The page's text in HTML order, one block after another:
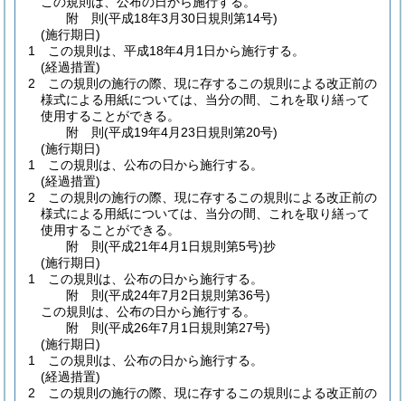
附 則(平成18年3月30日規則第14号)
(施行期日)
1
この規則は、平成18年4月1日から施行する。
(経過措置)
2
この規則の施行の際、現に存するこの規則による改正前の
様式による用紙については、当分の間、これを取り繕って
使用することができる。
附 則(平成19年4月23日規則第20号)
(施行期日)
1
この規則は、公布の日から施行する。
(経過措置)
2
この規則の施行の際、現に存するこの規則による改正前の
様式による用紙については、当分の間、これを取り繕って
使用することができる。
附 則(平成21年4月1日規則第5号)抄
(施行期日)
1
この規則は、公布の日から施行する。
附 則(平成24年7月2日規則第36号)
この規則は、公布の日から施行する。
附 則(平成26年7月1日規則第27号)
(施行期日)
1
この規則は、公布の日から施行する。
(経過措置)
2
この規則の施行の際、現に存するこの規則による改正前の